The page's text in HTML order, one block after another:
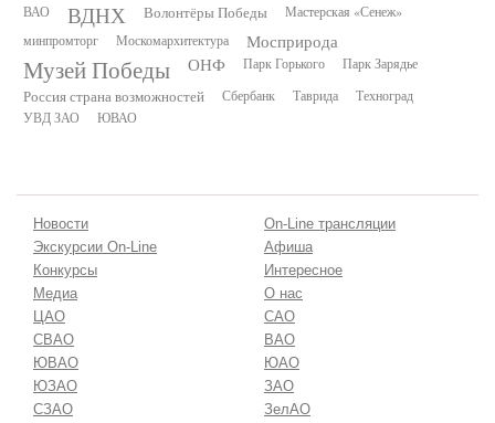
ВАО ВДНХ Волонтёры Победы
Мастерская «Сенеж»
минпромторг
Москомархитектура Мосприрода
Музей Победы ОНФ Парк Горького Парк Зарядье
Россия страна возможностей Сбербанк Таврида
Техноград
УВД ЗАО
ЮВАО
Новости
On-Line трансляции
Экскурсии On-Line
Афиша
Конкурсы
Интересное
Медиа
О нас
ЦАО
САО
СВАО
ВАО
ЮВАО
ЮАО
ЮЗАО
ЗАО
СЗАО
ЗелАО